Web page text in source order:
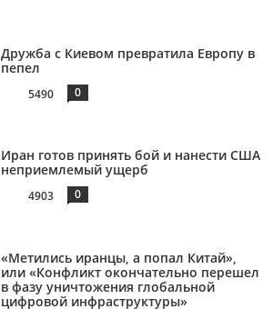
Дружба с Киевом превратила Европу в
пепел
5490 0
Иран готов принять бой и нанести США
неприемлемый ущерб
4903 0
«Метились иранцы, а попал Китай»,
или «Конфликт окончательно перешел
в фазу уничтожения глобальной
цифровой инфраструктуры»